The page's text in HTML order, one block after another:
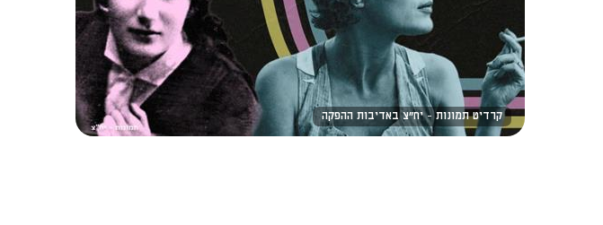
קרדיט תמונות - יח״צ באדיבות ההפקה​